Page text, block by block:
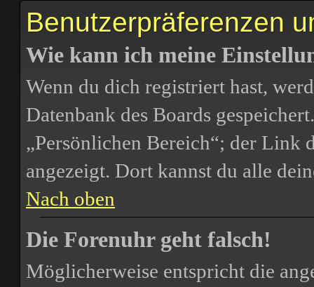
Benutzerpräferenzen
Wie kann ich meine
Wenn du dich registriert hast,
Datenbank des Boards
„Persönlichen Bereich“; der Link
angezeigt. Dort kannst du alle
Nach oben
Die Forenuhr geht falsch!
Möglicherweise entspricht die